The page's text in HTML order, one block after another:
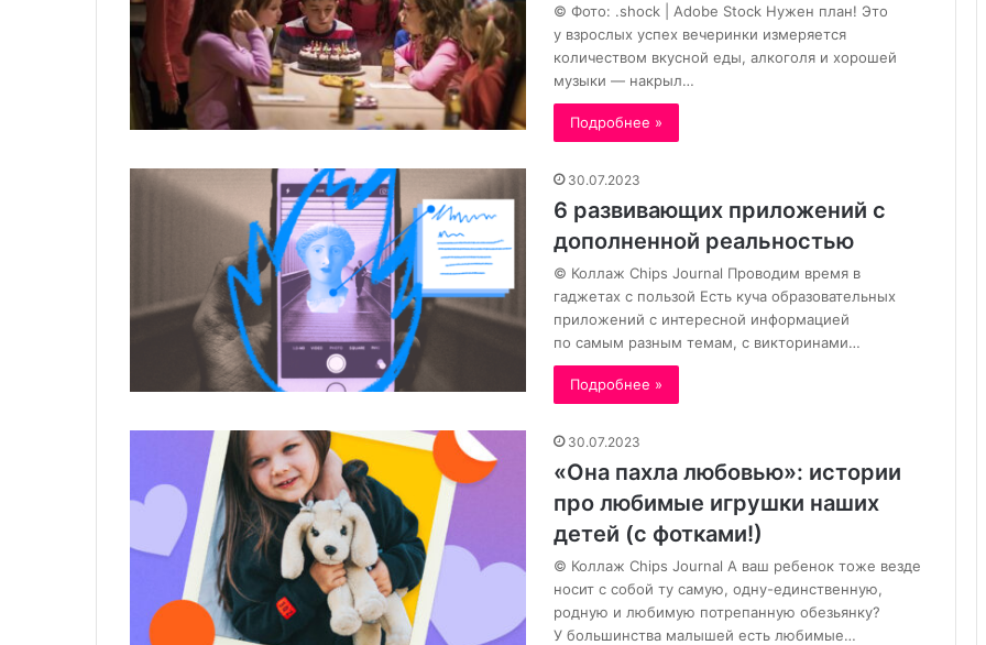
© Фото: .shock | Adobe Stock Нужен план! Это
у взрослых успех вечеринки измеряется
количеством вкусной еды, алкоголя и хорошей
музыки — накрыл…
Подробнее »
30.07.2023
6 развивающих приложений с
дополненной реальностью
© Коллаж Chips Journal Проводим время в
гаджетах с пользой Есть куча образовательных
приложений с интересной информацией
по самым разным темам, с викторинами…
Подробнее »
30.07.2023
«Она пахла любовью»: истории
про любимые игрушки наших
детей (с фотками!)
© Коллаж Chips Journal А ваш ребенок тоже везде
носит с собой ту самую, одну-единственную,
родную и любимую потрепанную обезьянку?
У большинства малышей есть любимые…